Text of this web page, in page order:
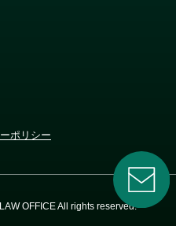
ポリシー
OFFICE All rights reserved.